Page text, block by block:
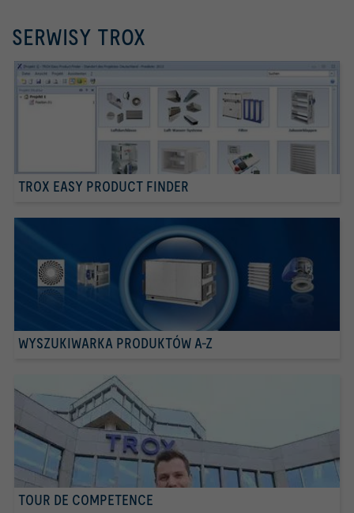
SERWISY TROX
TROX EASY PRODUCT FINDER
WYSZUKIWARKA PRODUKTÓW A-Z
TOUR DE COMPETENCE